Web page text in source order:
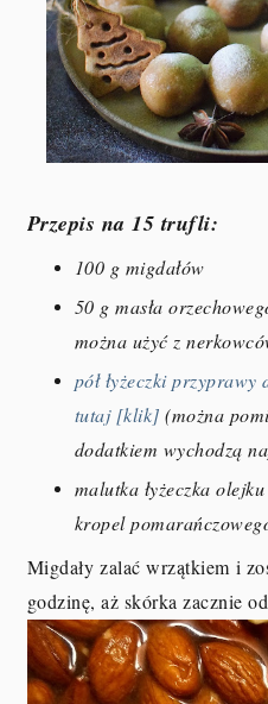
Przepis na 15 trufli:
100 g migdałów
50 g masła
można użyć z
pół łyżeczki
tutaj [klik] (można
dodatkiem wychodzą
malutka łyżeczka
kropel
Migdały zalać wrzątkiem i
godzinę, aż skórka zacznie